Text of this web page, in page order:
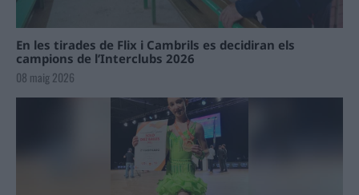
En les tirades de Flix i Cambrils es decidiran els
campions de l’Interclubs 2026
08 maig 2026